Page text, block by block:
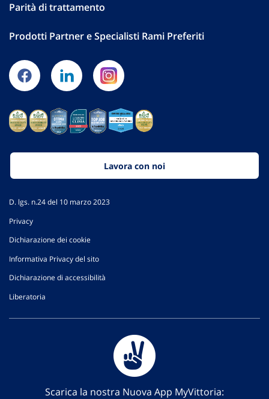
Parità di trattamento
Prodotti Partner e Specialisti Rami Preferiti
Lavora con noi
D. lgs. n.24 del 10 marzo 2023
Privacy
Dichiarazione dei cookie
Informativa Privacy del sito
Dichiarazione di accessibilità
Liberatoria
Scarica la nostra Nuova App MyVittoria: